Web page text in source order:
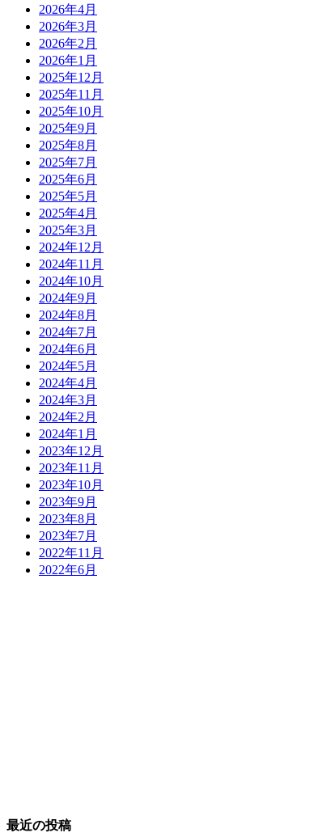
2026年4月
2026年3月
2026年2月
2026年1月
2025年12月
2025年11月
2025年10月
2025年9月
2025年8月
2025年7月
2025年6月
2025年5月
2025年4月
2025年3月
2024年12月
2024年11月
2024年10月
2024年9月
2024年8月
2024年7月
2024年6月
2024年5月
2024年4月
2024年3月
2024年2月
2024年1月
2023年12月
2023年11月
2023年10月
2023年9月
2023年8月
2023年7月
2022年11月
2022年6月
最近の投稿